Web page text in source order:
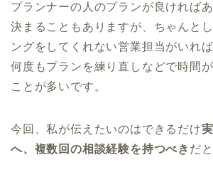
プランナーの人のプランが良ければ
決まることもありますが、ちゃんと
ングをしてくれない営業担当がいれ
何度もプランを練り直しなどで時間
ことが多いです。
今回、私が伝えたいのはできるだけ
へ、複数回の相談経験を持つべき だ